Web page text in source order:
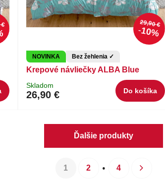
29,90 €
10%
NOVINKA Bez žehlenia ✓
Krepové návliečky ALBA Blue
Skladom
26,90 € Do košíka
Ďalšie produkty
1 2 4